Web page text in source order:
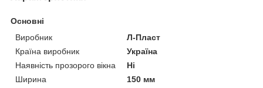
Основні
Виробник
Л-Пласт
Країна виробник
Україна
Наявність прозорого вікна
Ні
Ширина
150 мм